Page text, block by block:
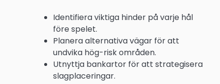
Identifiera viktiga hinder på varje hål
före spelet.
Planera alternativa vägar för att
undvika hög-risk områden.
Utnyttja bankartor för att strategisera
slagplaceringar.